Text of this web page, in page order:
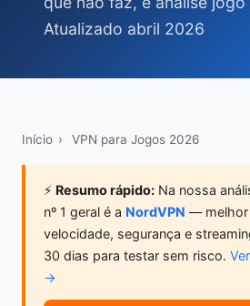
Atualizado abril 2026
Início › VPN para Jogos 2026
⚡ Resumo rápido: Na nossa
nº 1 geral é a NordVPN — melhor
velocidade, segurança e
30 dias para testar sem risco.
→